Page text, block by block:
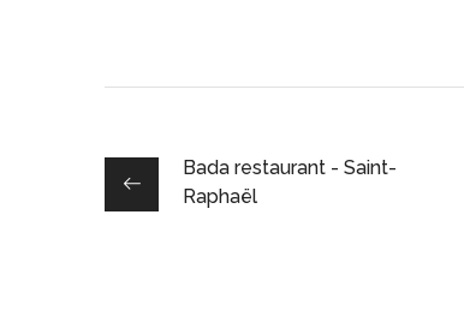
Bada restaurant - Saint-
Raphaël